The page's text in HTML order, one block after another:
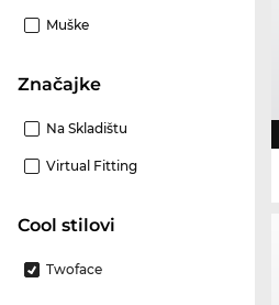
Muške
Značajke
Na Skladištu
Virtual Fitting
Cool stilovi
Twoface